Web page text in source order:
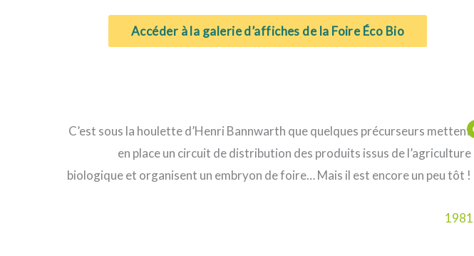
Accéder à la galerie d’affiches de la Foire Éco Bio
C’est sous la houlette d’Henri Bannwarth que quelques précurseurs mettent
en place un circuit de distribution des produits issus de l’agriculture
biologique et organisent un embryon de foire… Mais il est encore un peu tôt !
1981